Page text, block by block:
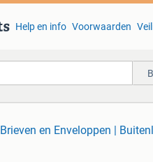
Help en info Voorwaarden
Brieven en Enveloppen |